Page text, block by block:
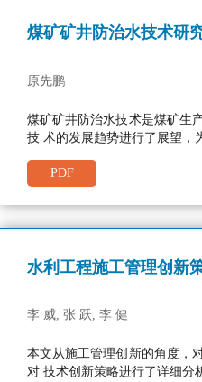
煤矿矿井防治水技术研
原先鹏
煤矿矿井防治水技术是煤矿生
技 术的发展趋势进行了展望，
PDF
水利工程施工管理创新
李 威, 张 跃, 李 健
本文从施工管理创新的角度，
对 技术创新策略进行了详细分